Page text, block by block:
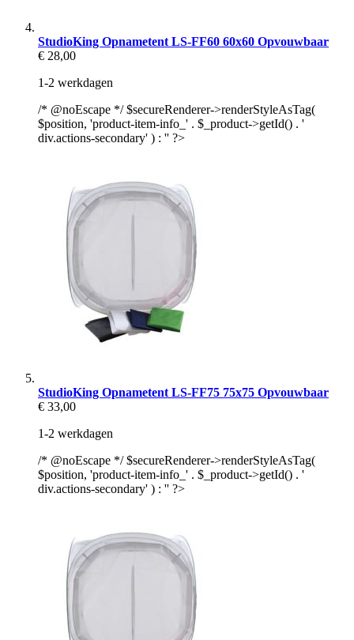
StudioKing Opnametent LS-FF60 60x60 Opvouwbaar
€ 28,00
1-2 werkdagen
/* @noEscape */ $secureRenderer->renderStyleAsTag(
$position, 'product-item-info_' . $_product->getId() . '
div.actions-secondary' ) : '' ?>
StudioKing Opnametent LS-FF75 75x75 Opvouwbaar
€ 33,00
1-2 werkdagen
/* @noEscape */ $secureRenderer->renderStyleAsTag(
$position, 'product-item-info_' . $_product->getId() . '
div.actions-secondary' ) : '' ?>